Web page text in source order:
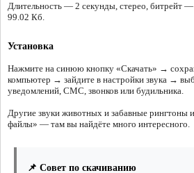
Длительность — 2 секунды, стерео, битрейт
99.02 Кб.
Установка
Нажмите на синюю кнопку «Скачать» →
компьютер → зайдите в настройки звука →
уведомлений, СМС, звонков или будильника.
Другие звуки животных и забавные рингтоны
файлы» — там вы найдёте много интересного.
📌 Совет по скачиванию